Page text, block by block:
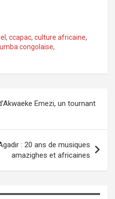
, ccapac, culture africaine,
congolaise,
Emezi, un tournant
: 20 ans de musiques
amazighes et africaines